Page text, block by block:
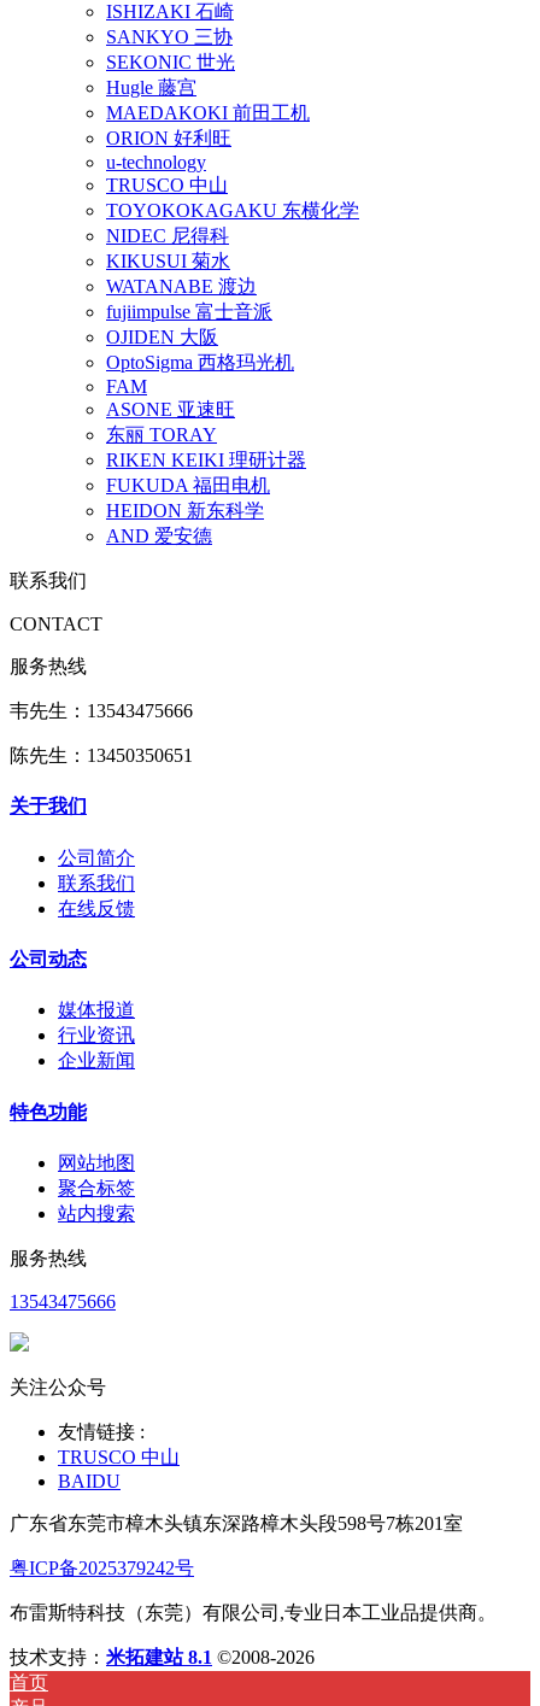
ISHIZAKI 石崎
SANKYO 三协
SEKONIC 世光
Hugle 藤宫
MAEDAKOKI 前田工机
ORION 好利旺
u-technology
TRUSCO 中山
TOYOKOKAGAKU 东横化学
NIDEC 尼得科
KIKUSUI 菊水
WATANABE 渡边
fujiimpulse 富士音派
OJIDEN 大阪
OptoSigma 西格玛光机
FAM
ASONE 亚速旺
东丽 TORAY
RIKEN KEIKI 理研计器
FUKUDA 福田电机
HEIDON 新东科学
AND 爱安德
联系我们
CONTACT
服务热线
韦先生：13543475666
陈先生：13450350651
关于我们
公司简介
联系我们
在线反馈
公司动态
媒体报道
行业资讯
企业新闻
特色功能
网站地图
聚合标签
站内搜索
服务热线
13543475666
关注公众号
友情链接 :
TRUSCO 中山
BAIDU
广东省东莞市樟木头镇东深路樟木头段598号7栋201室
粤ICP备2025379242号
布雷斯特科技（东莞）有限公司,专业日本工业品提供商。
技术支持： 米拓建站 8.1 ©2008-2026
首页